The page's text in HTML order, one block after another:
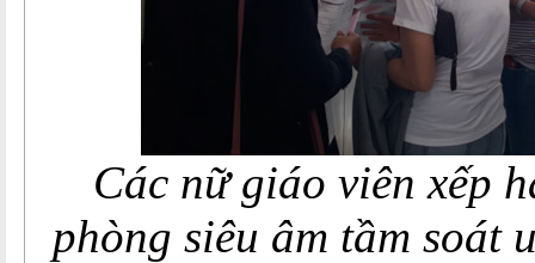
Các nữ giáo viên xếp
phòng siêu âm tầm soát